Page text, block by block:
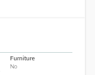
Furniture
No